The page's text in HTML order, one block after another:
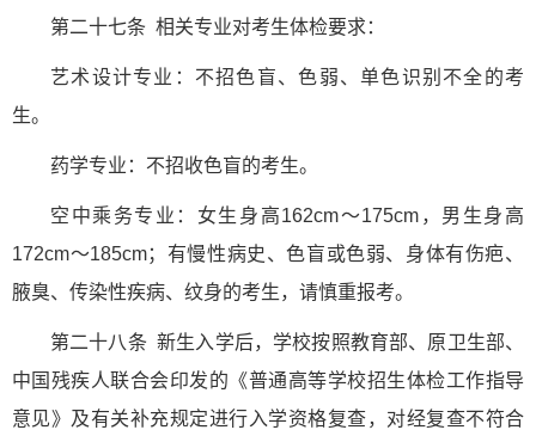
第二十七条 相关专业对考生体检要求：
艺术设计专业：不招色盲、色弱、单色识别不全的考
生。
药学专业：不招收色盲的考生。
空中乘务专业：女生身高162cm～175cm，男生身高
172cm～185cm；有慢性病史、色盲或色弱、身体有伤疤、
腋臭、传染性疾病、纹身的考生，请慎重报考。
第二十八条 新生入学后，学校按照教育部、原卫生部、
中国残疾人联合会印发的《普通高等学校招生体检工作指导
意见》及有关补充规定进行入学资格复查，对经复查不符合